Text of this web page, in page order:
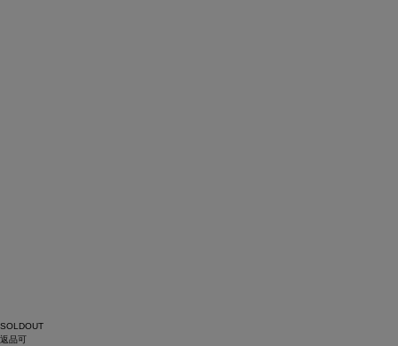
SOLDOUT
返品可